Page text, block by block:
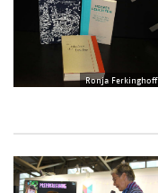
Ronja Ferkinghoff